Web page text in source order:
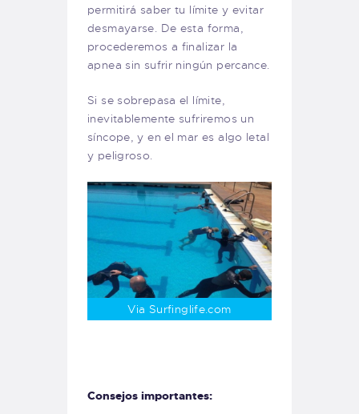
permitirá saber tu límite y evitar
desmayarse. De esta forma,
procederemos a finalizar la
apnea sin sufrir ningún percance.
Si se sobrepasa el límite,
inevitablemente sufriremos un
síncope, y en el mar es algo letal
y peligroso.
Via Surfinglife.com
Consejos importantes: